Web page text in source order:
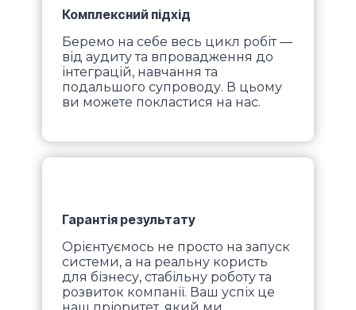
Комплексний підхід
Беремо на себе весь цикл робіт —
від аудиту та впровадження до
інтеграцій, навчання та
подальшого супроводу. В цьому
ви можете покластися на нас.
Гарантія результату
Орієнтуємось не просто на запуск
системи, а на реальну користь
для бізнесу, стабільну роботу та
розвиток компанії. Ваш успіх це